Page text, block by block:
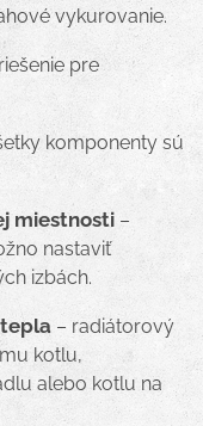
vykurovanie.
pre
komponenty sú
miestnosti –
nastaviť
izbách.
– radiátorový
kotlu,
alebo kotlu na